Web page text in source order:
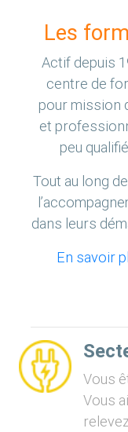
Les
Actif depuis
centre de
pour mission
et
peu
Tout au long
dans leurs
En savoir
Vous
Vous